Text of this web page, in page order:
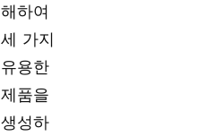
해하여
세 가지
유용한
제품을
생성하